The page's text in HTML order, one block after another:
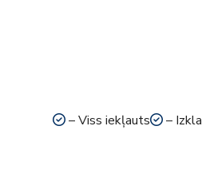
– Viss iekļauts –